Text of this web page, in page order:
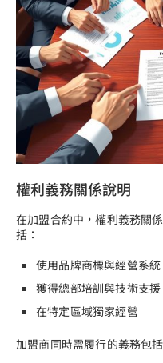
權利義務關係說明
在加盟合約中，權利義務關
括：
使用品牌商標與經營系統
獲得總部培訓與技術支援
在特定區域獨家經營
加盟商同時需履行的義務包括